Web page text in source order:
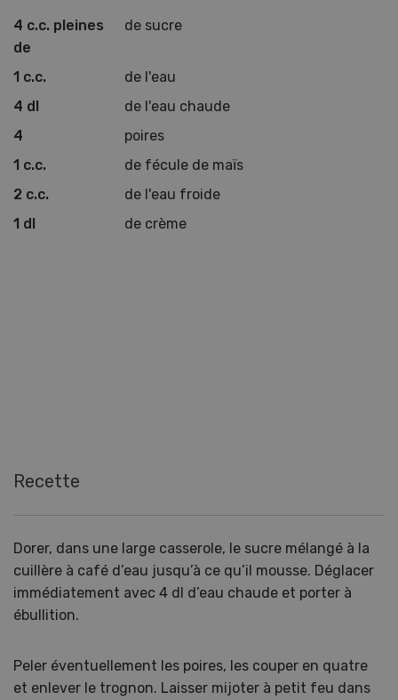
4 c.c. pleines
de
de sucre
1 c.c.
de l'eau
4 dl
de l'eau chaude
4
poires
1 c.c.
de fécule de maïs
2 c.c.
de l'eau froide
1 dl
de crème
Recette
Dorer, dans une large casserole, le sucre mélangé à la
cuillère à café d’eau jusqu’à ce qu’il mousse. Déglacer
immédiatement avec 4 dl d’eau chaude et porter à
ébullition.
Peler éventuellement les poires, les couper en quatre
et enlever le trognon. Laisser mijoter à petit feu dans